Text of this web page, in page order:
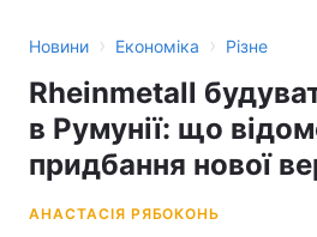
Новини › Економіка › Різне
Rheinmetall
в Румунії: що
придбання нової
АНАСТАСІЯ РЯБОКОНЬ